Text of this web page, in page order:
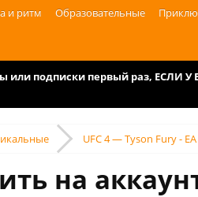
и ритм Образовательные
или подписки первый раз, ЕСЛИ
UFC 4 — Tyson Fury - EA
на